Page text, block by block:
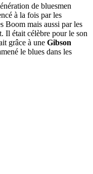
de bluesmen
à la fois par les
Boom mais aussi par les
Il était célèbre pour le son
grâce à une Gibson
le blues dans les